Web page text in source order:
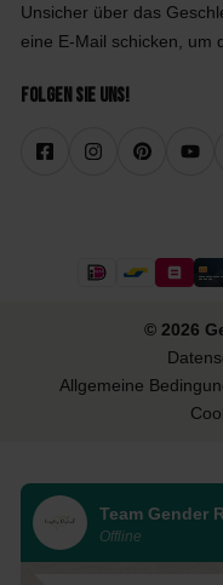
Unsicher über das
eine E-Mail schicken, um
Folgen Sie uns!
© 2026
Allgemeine
Team Gender
Offline